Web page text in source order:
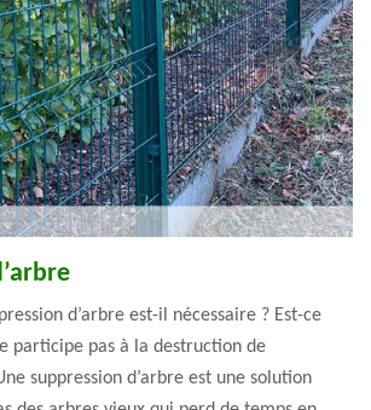
d’arbre est-il nécessaire ? Est-ce
participe pas à la destruction de
suppression d’arbre est une solution